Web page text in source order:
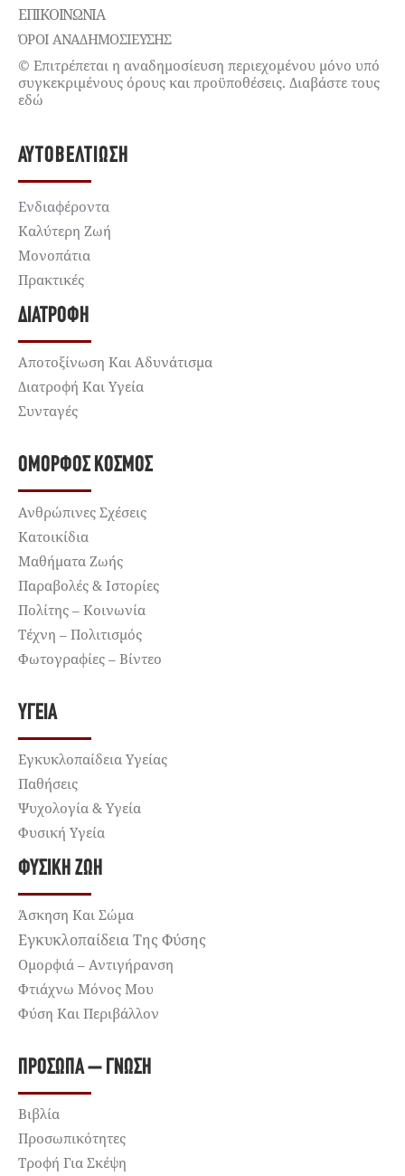
ΕΠΙΚΟΙΝΩΝΊΑ
ΌΡΟΙ ΑΝΑΔΗΜΟΣΙΕΥΣΗΣ
© Επιτρέπεται η αναδημοσίευση περιεχομένου μόνο υπό
συγκεκριμένους όρους και προϋποθέσεις. Διαβάστε τους
εδώ
ΑΥΤΟΒΕΛΤΊΩΣΗ
Ενδιαφέροντα
Καλύτερη Ζωή
Μονοπάτια
Πρακτικές
ΔΙΑΤΡΟΦΉ
Αποτοξίνωση Και Αδυνάτισμα
Διατροφή Και Υγεία
Συνταγές
ΌΜΟΡΦΟΣ ΚΌΣΜΟΣ
Ανθρώπινες Σχέσεις
Κατοικίδια
Μαθήματα Ζωής
Παραβολές & Ιστορίες
Πολίτης – Κοινωνία
Τέχνη – Πολιτισμός
Φωτογραφίες – Βίντεο
ΥΓΕΊΑ
Εγκυκλοπαίδεια Υγείας
Παθήσεις
Ψυχολογία & Υγεία
Φυσική Υγεία
ΦΥΣΙΚΉ ΖΩΉ
Άσκηση Και Σώμα
Εγκυκλοπαίδεια Της Φύσης
Ομορφιά – Αντιγήρανση
Φτιάχνω Μόνος Μου
Φύση Και Περιβάλλον
ΠΡΌΣΩΠΑ – ΓΝΏΣΗ
Βιβλία
Προσωπικότητες
Τροφή Για Σκέψη